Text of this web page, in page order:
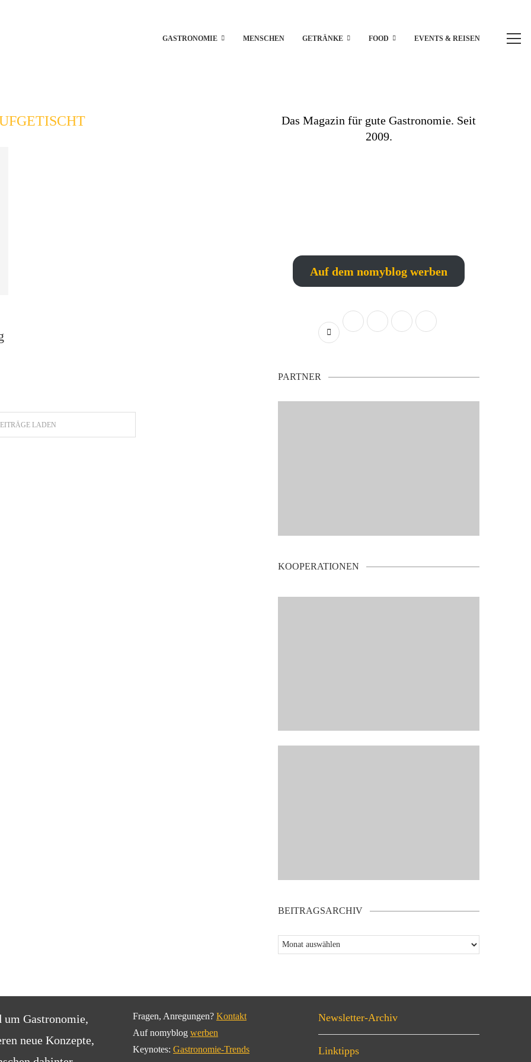
GASTRONOMIE MENSCHEN GETRÄNKE FOOD EVENTS & REISEN
LADEN
Das Magazin für gute Gastronomie. Seit
2009.
Auf dem nomyblog werben
PARTNER
KOOPERATIONEN
BEITRAGSARCHIV
Gastronomie,
neue Konzepte,
Fragen, Anregungen? Kontakt
Auf nomyblog werben
Keynotes: Gastronomie-Trends
Newsletter-Archiv
Linktipps